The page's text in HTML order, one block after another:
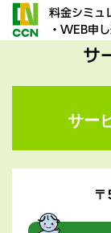
料金シミュ
・WEB申
サ
サー